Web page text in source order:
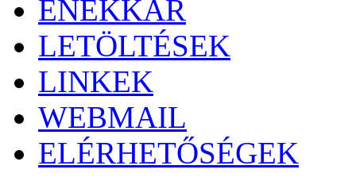
ÉNEKKAR
LETÖLTÉSEK
LINKEK
WEBMAIL
ELÉRHETŐSÉGEK